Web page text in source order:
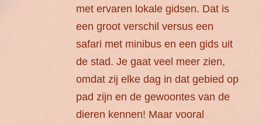
met ervaren lokale gidsen. Dat is
een groot verschil versus een
safari met minibus en een gids uit
de stad. Je gaat veel meer zien,
omdat zij elke dag in dat gebied op
pad zijn en de gewoontes van de
dieren kennen! Maar vooral